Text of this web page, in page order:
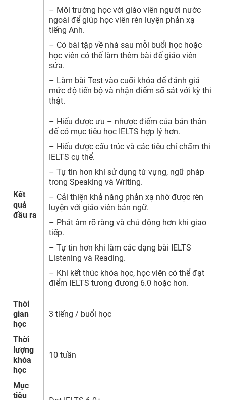
– Môi trường học với giáo viên người nước
ngoài để giúp học viên rèn luyện phản xạ
tiếng Anh.
– Có bài tập về nhà sau mỗi buổi học hoặc
học viên có thể làm thêm bài để giáo viên
sửa.
– Làm bài Test vào cuối khóa để đánh giá
mức độ tiến bộ và nhận điểm số sát với kỳ thi
thật.
Kết
quả
đầu ra
– Hiểu được ưu – nhược điểm của bản thân
để có mục tiêu học IELTS hợp lý hơn.
– Hiểu được cấu trúc và các tiêu chí chấm thi
IELTS cụ thể.
– Tự tin hơn khi sử dụng từ vựng, ngữ pháp
trong Speaking và Writing.
– Cải thiện khả năng phản xạ nhờ được rèn
luyện với giáo viên bản ngữ.
– Phát âm rõ ràng và chủ động hơn khi giao
tiếp.
– Tự tin hơn khi làm các dạng bài IELTS
Listening và Reading.
– Khi kết thúc khóa học, học viên có thể đạt
điểm IELTS tương đương 6.0 hoặc hơn.
Thời
gian
học
3 tiếng / buổi học
Thời
lượng
khóa
học
10 tuần
Mục
tiêu